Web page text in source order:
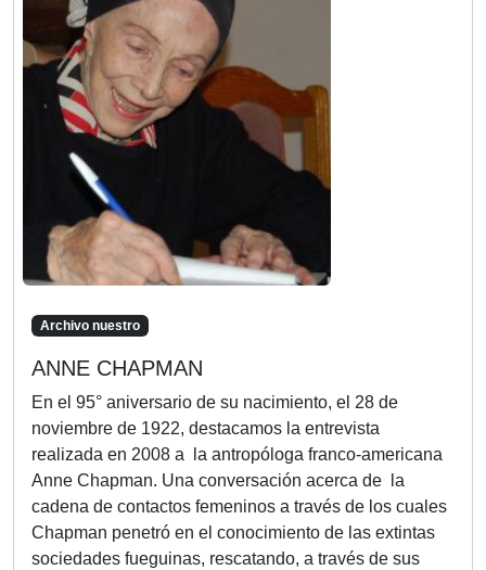
Archivo nuestro
ANNE CHAPMAN
En el 95° aniversario de su nacimiento, el 28 de
noviembre de 1922, destacamos la entrevista
realizada en 2008 a la antropóloga franco-americana
Anne Chapman. Una conversación acerca de la
cadena de contactos femeninos a través de los cuales
Chapman penetró en el conocimiento de las extintas
sociedades fueguinas, rescatando, a través de sus